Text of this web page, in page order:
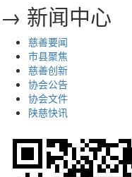
→ 新闻中心
慈善要闻
市县聚焦
慈善创新
协会公告
协会文件
陕慈快讯